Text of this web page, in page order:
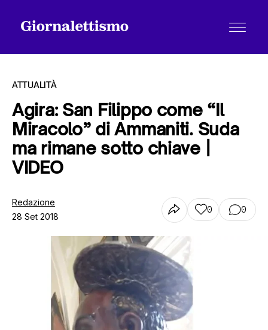
Tutti gli articoli
ATTUALITÀ
Agira: San Filippo come “Il
Miracolo” di Ammaniti. Suda
ma rimane sotto chiave |
VIDEO
Redazione
28 Set 2018
0 0